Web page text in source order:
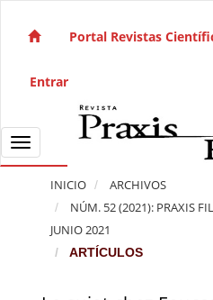
Navegación principal
Barra lateral
Portal Revistas
Entrar
Toggle navigation
INICIO
ARCHIVOS
NÚM. 52 (2021): PRAXIS
JUNIO 2021
ARTÍCULOS